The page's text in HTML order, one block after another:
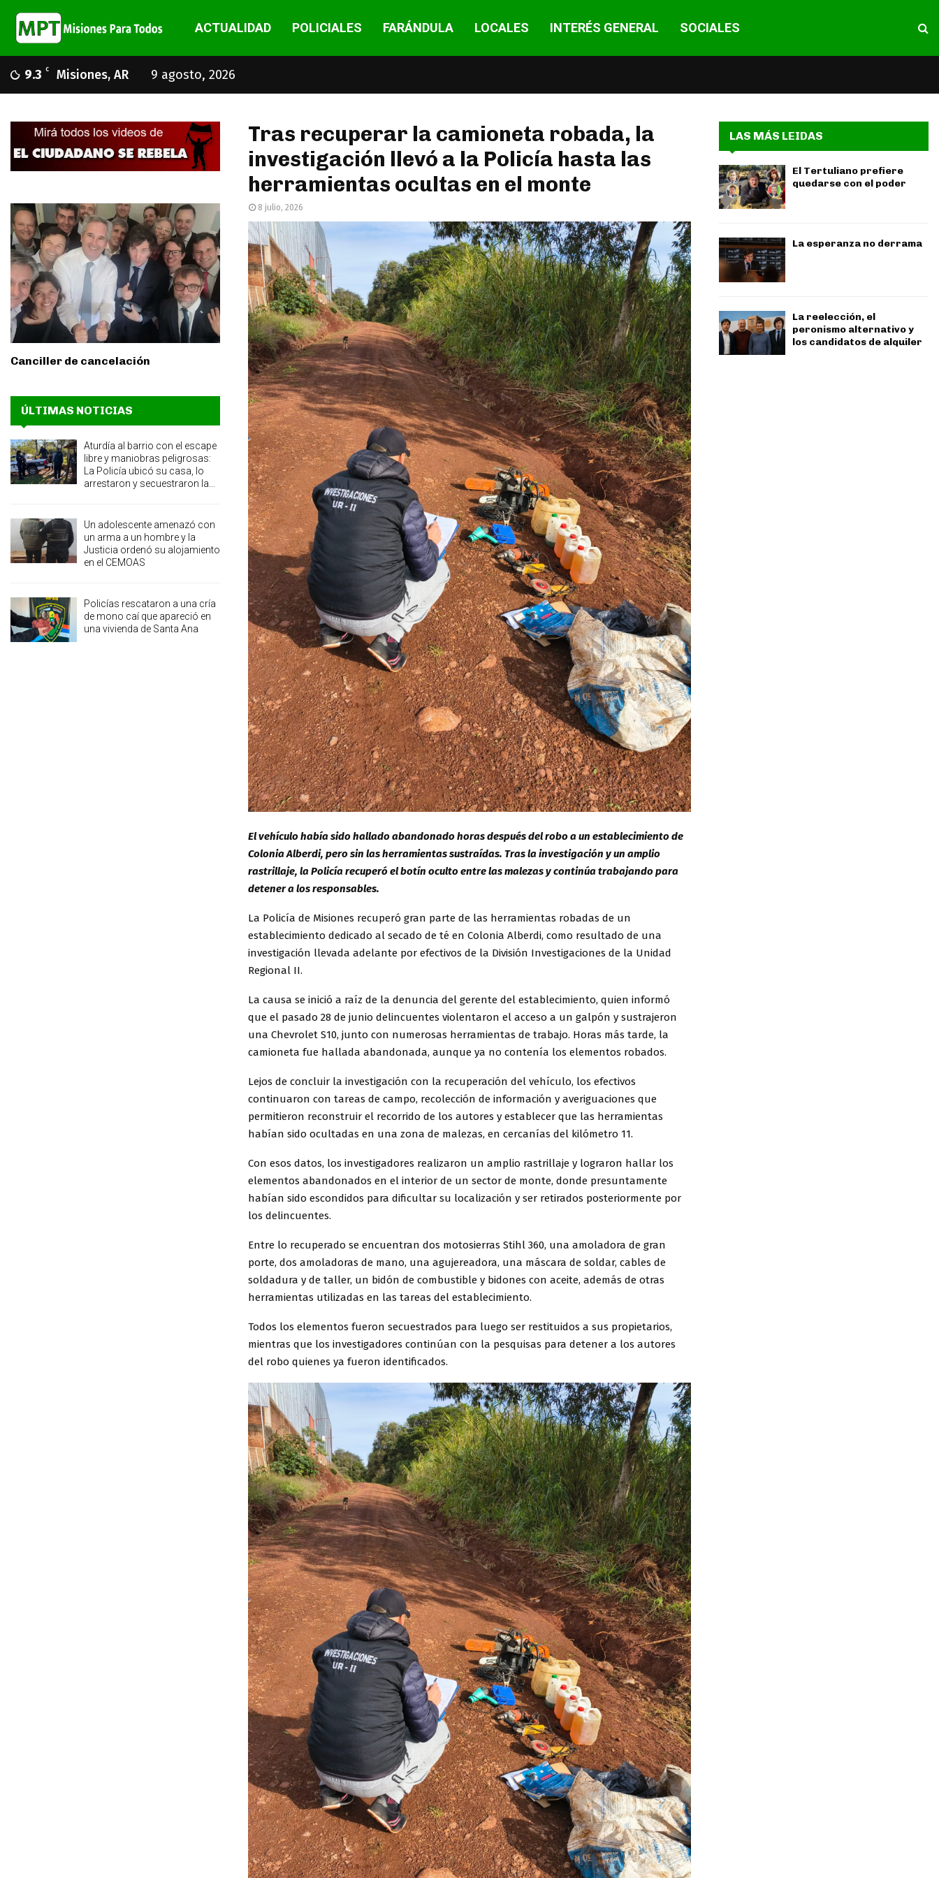
ACTUALIDAD POLICIALES FARÁNDULA LOCALES INTERÉS GENERAL SOCIALES
9.3 C Misiones, AR 9 agosto, 2026
Tras recuperar la camioneta robada, la
investigación llevó a la Policía hasta las
herramientas ocultas en el monte
8 julio, 2026
El vehículo había sido hallado abandonado horas después del robo a un establecimiento de
Colonia Alberdi, pero sin las herramientas sustraídas. Tras la investigación y un amplio
rastrillaje, la Policía recuperó el botín oculto entre las malezas y continúa trabajando para
detener a los responsables.
La Policía de Misiones recuperó gran parte de las herramientas robadas de un
establecimiento dedicado al secado de té en Colonia Alberdi, como resultado de una
investigación llevada adelante por efectivos de la División Investigaciones de la Unidad
Regional II.
La causa se inició a raíz de la denuncia del gerente del establecimiento, quien informó
que el pasado 28 de junio delincuentes violentaron el acceso a un galpón y sustrajeron
una Chevrolet S10, junto con numerosas herramientas de trabajo. Horas más tarde, la
camioneta fue hallada abandonada, aunque ya no contenía los elementos robados.
Lejos de concluir la investigación con la recuperación del vehículo, los efectivos
continuaron con tareas de campo, recolección de información y averiguaciones que
permitieron reconstruir el recorrido de los autores y establecer que las herramientas
habían sido ocultadas en una zona de malezas, en cercanías del kilómetro 11.
Con esos datos, los investigadores realizaron un amplio rastrillaje y lograron hallar los
elementos abandonados en el interior de un sector de monte, donde presuntamente
habían sido escondidos para dificultar su localización y ser retirados posteriormente por
los delincuentes.
Entre lo recuperado se encuentran dos motosierras Stihl 360, una amoladora de gran
porte, dos amoladoras de mano, una agujereadora, una máscara de soldar, cables de
soldadura y de taller, un bidón de combustible y bidones con aceite, además de otras
herramientas utilizadas en las tareas del establecimiento.
Todos los elementos fueron secuestrados para luego ser restituidos a sus propietarios,
mientras que los investigadores continúan con la pesquisas para detener a los autores
del robo quienes ya fueron identificados.
Canciller de cancelación
ÚLTIMAS NOTICIAS
Aturdía al barrio con el escape
libre y maniobras peligrosas:
La Policía ubicó su casa, lo
arrestaron y secuestraron la...
Un adolescente amenazó con
un arma a un hombre y la
Justicia ordenó su alojamiento
en el CEMOAS
Policías rescataron a una cría
de mono caí que apareció en
una vivienda de Santa Ana
LAS MÁS LEIDAS
El Tertuliano prefiere
quedarse con el poder
La esperanza no derrama
La reelección, el
peronismo alternativo y
los candidatos de alquiler